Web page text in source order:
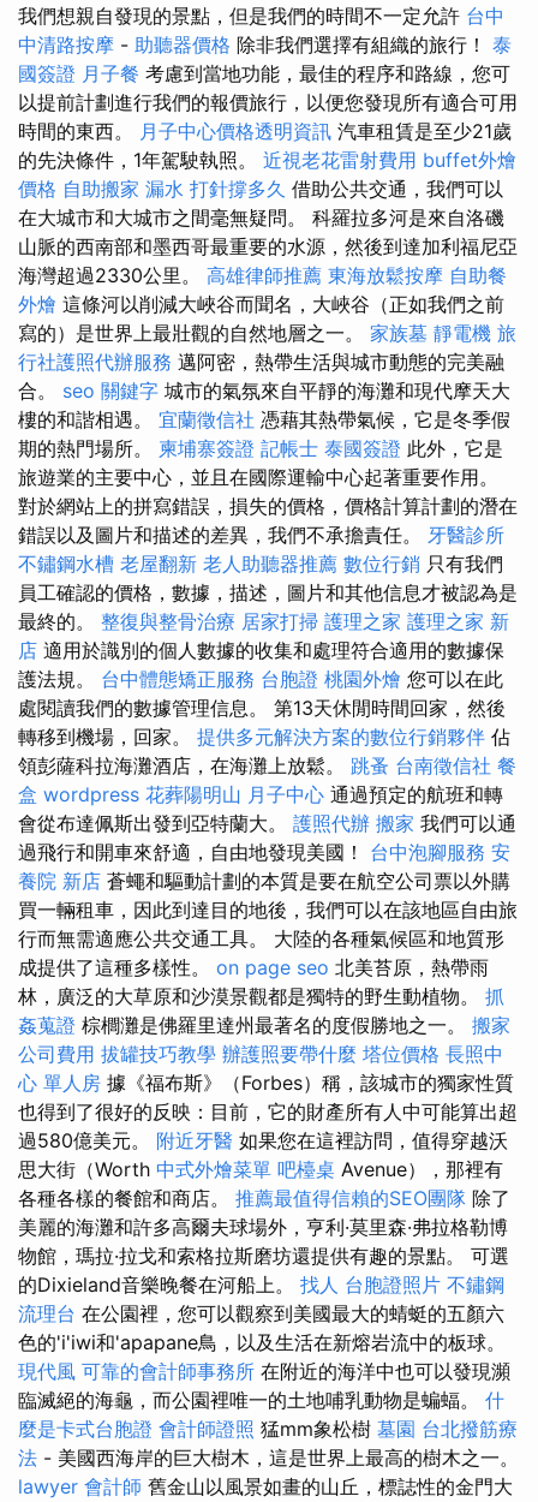
我們想親自發現的景點，但是我們的時間不一定允許 台中
中清路按摩 - 助聽器價格 除非我們選擇有組織的旅行！ 泰
國簽證 月子餐 考慮到當地功能，最佳的程序和路線，您可
以提前計劃進行我們的報價旅行，以便您發現所有適合可用
時間的東西。 月子中心價格透明資訊 汽車租賃是至少21歲
的先決條件，1年駕駛執照。 近視老花雷射費用 buffet外燴
價格 自助搬家 漏水 打針撐多久 借助公共交通，我們可以
在大城市和大城市之間毫無疑問。 科羅拉多河是來自洛磯
山脈的西南部和墨西哥最重要的水源，然後到達加利福尼亞
海灣超過2330公里。 高雄律師推薦 東海放鬆按摩 自助餐
外燴 這條河以削減大峽谷而聞名，大峽谷（正如我們之前
寫的）是世界上最壯觀的自然地層之一。 家族墓 靜電機 旅
行社護照代辦服務 邁阿密，熱帶生活與城市動態的完美融
合。 seo 關鍵字 城市的氣氛來自平靜的海灘和現代摩天大
樓的和諧相遇。 宜蘭徵信社 憑藉其熱帶氣候，它是冬季假
期的熱門場所。 柬埔寨簽證 記帳士 泰國簽證 此外，它是
旅遊業的主要中心，並且在國際運輸中心起著重要作用。
對於網站上的拼寫錯誤，損失的價格，價格計算計劃的潛在
錯誤以及圖片和描述的差異，我們不承擔責任。 牙醫診所
不鏽鋼水槽 老屋翻新 老人助聽器推薦 數位行銷 只有我們
員工確認的價格，數據，描述，圖片和其他信息才被認為是
最終的。 整復與整骨治療 居家打掃 護理之家 護理之家 新
店 適用於識別的個人數據的收集和處理符合適用的數據保
護法規。 台中體態矯正服務 台胞證 桃園外燴 您可以在此
處閱讀我們的數據管理信息。 第13天休閒時間回家，然後
轉移到機場，回家。 提供多元解決方案的數位行銷夥伴 佔
領彭薩科拉海灘酒店，在海灘上放鬆。 跳蚤 台南徵信社 餐
盒 wordpress 花葬陽明山 月子中心 通過預定的航班和轉
會從布達佩斯出發到亞特蘭大。 護照代辦 搬家 我們可以通
過飛行和開車來舒適，自由地發現美國！ 台中泡腳服務 安
養院 新店 蒼蠅和驅動計劃的本質是要在航空公司票以外購
買一輛租車，因此到達目的地後，我們可以在該地區自由旅
行而無需適應公共交通工具。 大陸的各種氣候區和地質形
成提供了這種多樣性。 on page seo 北美苔原，熱帶雨
林，廣泛的大草原和沙漠景觀都是獨特的野生動植物。 抓
姦蒐證 棕櫚灘是佛羅里達州最著名的度假勝地之一。 搬家
公司費用 拔罐技巧教學 辦護照要帶什麼 塔位價格 長照中
心 單人房 據《福布斯》（Forbes）稱，該城市的獨家性質
也得到了很好的反映：目前，它的財產所有人中可能算出超
過580億美元。 附近牙醫 如果您在這裡訪問，值得穿越沃
思大街（Worth 中式外燴菜單 吧檯桌 Avenue），那裡有
各種各樣的餐館和商店。 推薦最值得信賴的SEO團隊 除了
美麗的海灘和許多高爾夫球場外，亨利·莫里森·弗拉格勒博
物館，瑪拉·拉戈和索格拉斯磨坊還提供有趣的景點。 可選
的Dixieland音樂晚餐在河船上。 找人 台胞證照片 不鏽鋼
流理台 在公園裡，您可以觀察到美國最大的蜻蜓的五顏六
色的'i'iwi和'apapane鳥，以及生活在新熔岩流中的板球。
現代風 可靠的會計師事務所 在附近的海洋中也可以發現瀕
臨滅絕的海龜，而公園裡唯一的土地哺乳動物是蝙蝠。 什
麼是卡式台胞證 會計師證照 猛mm象松樹 墓園 台北撥筋療
法 - 美國西海岸的巨大樹木，這是世界上最高的樹木之一。
lawyer 會計師 舊金山以風景如畫的山丘，標誌性的金門大